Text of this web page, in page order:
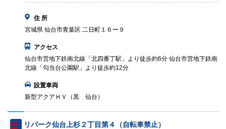
住 所
宮城県 仙台市青葉区 二日町１６ー９
アクセス
仙台市営地下鉄南北線「北四番丁駅」より徒歩約6分 仙台市営地下鉄南
北線「勾当台公園駅」より徒歩約12分
設置車両
新型アクアＨＶ（黒 仙台）
リパーク仙台上杉２丁目第４（自転車禁止）